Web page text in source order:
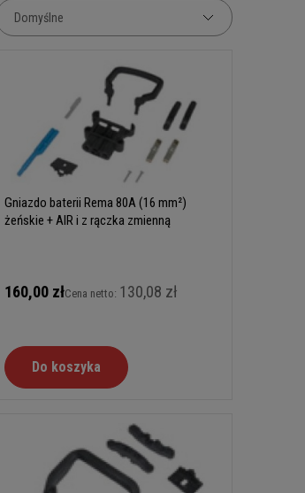
Gniazdo baterii Rema 80A (16 mm²)
żeńskie + AIR i z rączka zmienną
160,00 złCena netto: 130,08 zł
Do koszyka